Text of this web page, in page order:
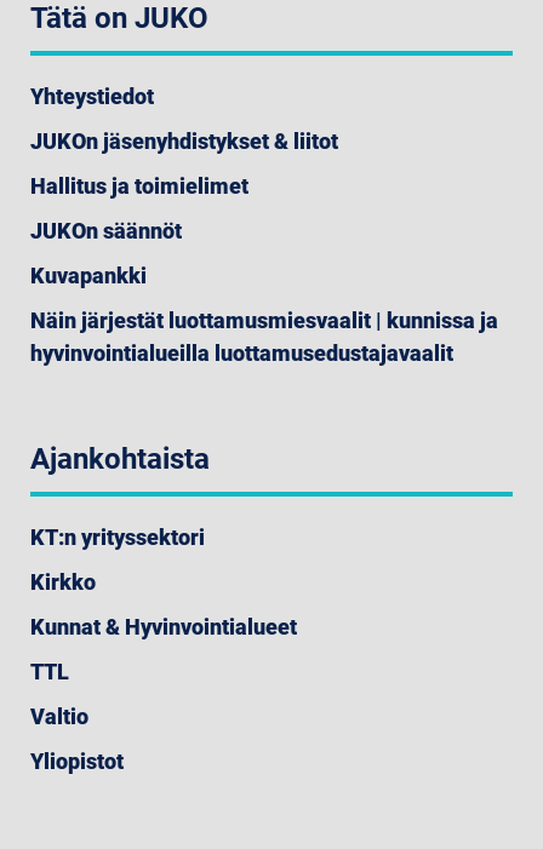
Tätä on JUKO
Yhteystiedot
JUKOn jäsenyhdistykset & liitot
Hallitus ja toimielimet
JUKOn säännöt
Kuvapankki
Näin järjestät luottamusmiesvaalit | kunnissa ja
hyvinvointialueilla luottamusedustajavaalit
Ajankohtaista
KT:n yrityssektori
Kirkko
Kunnat & Hyvinvointialueet
TTL
Valtio
Yliopistot